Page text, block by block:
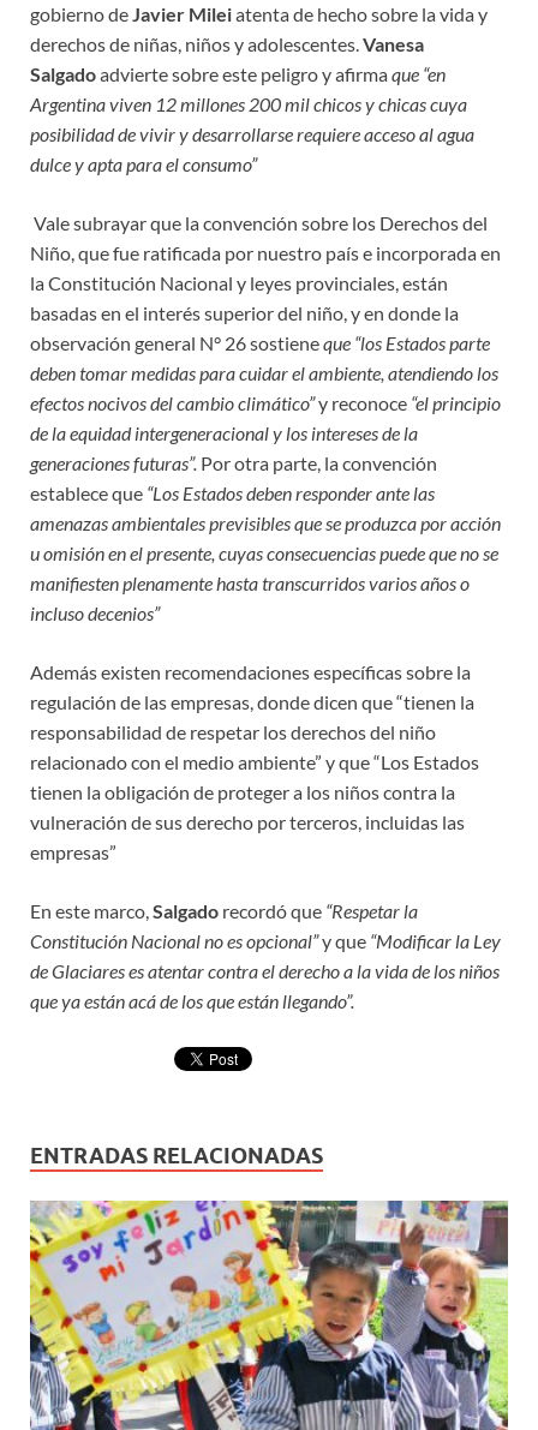
gobierno deJavier Mileiatenta de hecho sobre la vida y
derechos de niñas, niños y adolescentes.Vanesa
Salgadoadvierte sobre este peligro y afirmaque “en
Argentina viven 12 millones 200 mil chicos y chicas cuya
posibilidad de vivir y desarrollarse requiere acceso al agua
dulce y apta para el consumo”
Vale subrayar que la convención sobre los Derechos del
Niño, que fue ratificada por nuestro país e incorporada en
la Constitución Nacional y leyes provinciales, están
basadas en el interés superior del niño, y en donde la
observación general N° 26 sostieneque “los Estados parte
deben tomar medidas para cuidar el ambiente, atendiendo los
efectos nocivos del cambio climático”y reconoce “el principio
de la equidad intergeneracional y los intereses de la
generaciones futuras”. Por otra parte, la convención
establece que “Los Estados deben responder ante las
amenazas ambientales previsibles que se produzca por acción
u omisión en el presente, cuyas consecuencias puede que no se
manifiesten plenamente hasta transcurridos varios años o
incluso decenios”
Además existen recomendaciones específicas sobre la
regulación de las empresas, donde dicen que “tienen la
responsabilidad de respetar los derechos del niño
relacionado con el medio ambiente” y que “Los Estados
tienen la obligación de proteger a los niños contra la
vulneración de sus derecho por terceros, incluidas las
empresas”
En este marco,Salgado recordó que “Respetar la
Constitución Nacional no es opcional”y que “Modificar la Ley
de Glaciares es atentar contra el derecho a la vida de los niños
que ya están acá de los que están llegando”.
ENTRADAS RELACIONADAS